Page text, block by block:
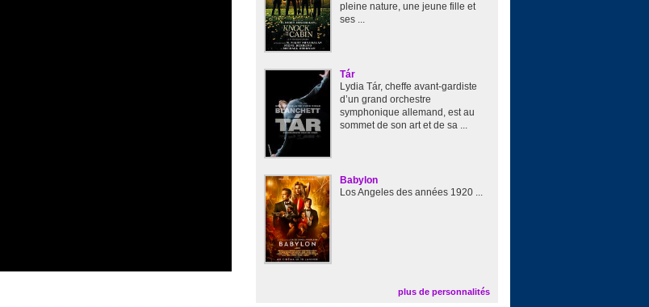
pleine nature, une jeune fille et
ses ...
Tár
Lydia Tár, cheffe avant-gardiste
d’un grand orchestre
symphonique allemand, est au
sommet de son art et de sa ...
Babylon
Los Angeles des années 1920 ...
plus de personnalités